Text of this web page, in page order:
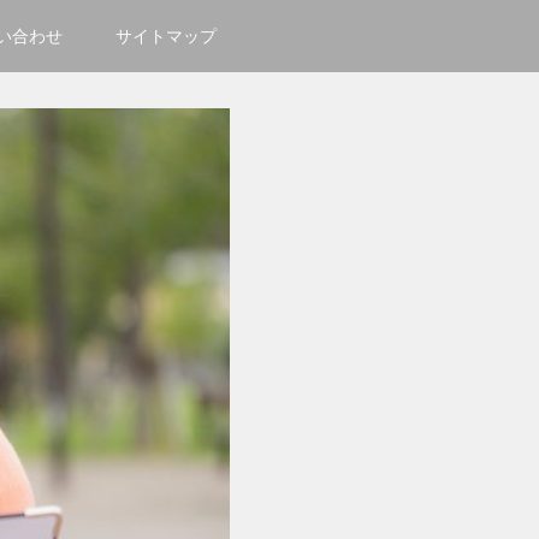
合わせ サイトマップ